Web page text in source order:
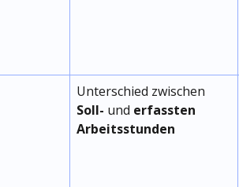
Unterschied zwischen
Soll- und erfassten
Arbeitsstunden